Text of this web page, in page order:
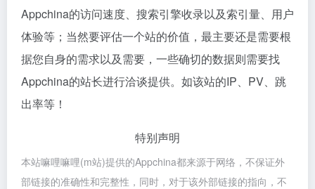
Appchina的访问速度、搜索引擎收录以及索引量、用户
体验等；当然要评估一个站的价值，最主要还是需要根
据您自身的需求以及需要，一些确切的数据则需要找
Appchina的站长进行洽谈提供。如该站的IP、PV、跳
出率等！
特别声明
本站嘛哩嘛哩(m站)提供的Appchina都来源于网络，不保证外
部链接的准确性和完整性，同时，对于该外部链接的指向，不